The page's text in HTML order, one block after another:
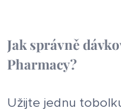
Jak správně
Pharmacy?
Užijte jednu